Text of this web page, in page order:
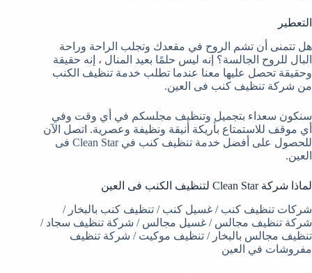
التعطير
هل تتمنى أن تشم الروح في مقعدك وتجلب الراحة وراحة
البال للروح الجالسة؟ إنه ليس حلمًا بعيد المنال ، إنه حقيقة
وحقيقة تحصل عليها معنا عندما تطلب خدمة تنظيف الكنب
من شركة تنظيف كنب فى العين.
سنكون سعداء بتجميل وتنظيف مجلسكم في أي وقت وفي
أي موقف للاستمتاع بأريكة أنيقة ونظيفة وعصرية. اتصل الآن
للحصول على أفضل خدمة تنظيف كنب في Clean Star فى
العين.
لماذا شركة Clean Star لتنظيف الكنب فى العين
شركات تنظيف كنب / غسيل كنب / تنظيف كنب بالبخار /
شركة تنظيف مجالس / غسيل مجالس / شركة تنظيف سجاد /
تنظيف مجالس بالبخار / تنظيف موكيت / شركة تنظيف
مفروشات في العين